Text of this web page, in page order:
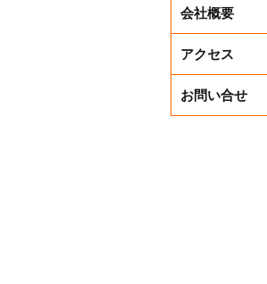
会社概要
アクセス
お問い合せ